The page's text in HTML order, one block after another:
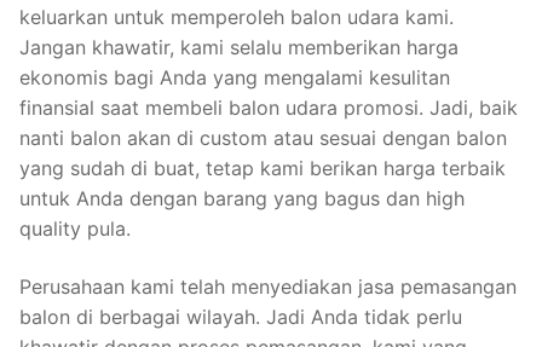
keluarkan untuk memperoleh balon udara kami.
Jangan khawatir, kami selalu memberikan harga
ekonomis bagi Anda yang mengalami kesulitan
finansial saat membeli balon udara promosi. Jadi, baik
nanti balon akan di custom atau sesuai dengan balon
yang sudah di buat, tetap kami berikan harga terbaik
untuk Anda dengan barang yang bagus dan high
quality pula.
Perusahaan kami telah menyediakan jasa pemasangan
balon di berbagai wilayah. Jadi Anda tidak perlu